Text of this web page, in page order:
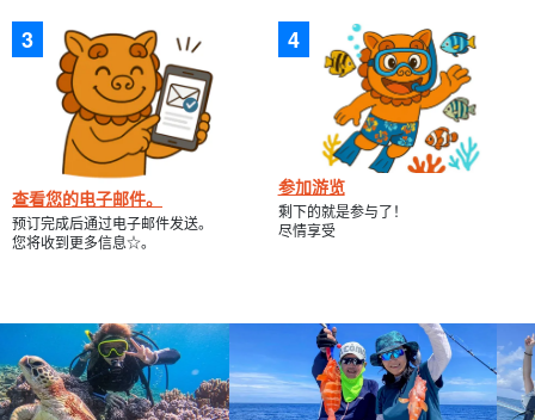
查看您的电子邮件。
预订完成后通过电子邮件发送。
您将收到更多信息☆。
参加游览
剩下的就是参与了！
尽情享受